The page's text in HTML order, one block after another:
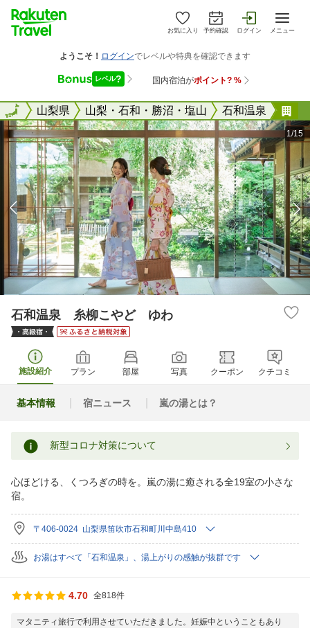
お気に入り 予約確認 ログイン メニュー
全国山梨県 山梨・石和・勝沼・塩山 石和温泉
全国
1/15
石和温泉 糸柳こやど ゆわ
施設紹介 プラン 部屋 写真 クーポン クチコミ
基本情報 宿ニュース 嵐の湯とは？
新型コロナ対策について
心ほどける、くつろぎの時を。嵐の湯に癒される全19室の小さな
宿。
〒406-0024 山梨県笛吹市石和町川中島410
お湯はすべて「石和温泉」、湯上がりの感触が抜群です
4.70 全818件
マタニティ旅行で利用させていただきました。妊娠中ということもあり